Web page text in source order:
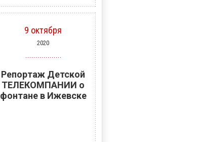
9 октября
2020
Репортаж Детской
ТЕЛЕКОМПАНИИ о
фонтане в Ижевске